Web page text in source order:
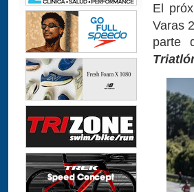
El
Varas
parte